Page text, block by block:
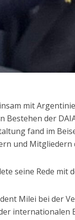
mit
der
fand im
und Mitgliedern
seine Rede mit
Milei bei der
internationalen